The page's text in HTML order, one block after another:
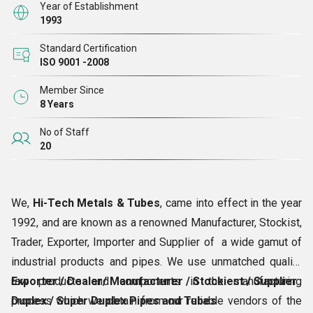
बिज़नेस की प्रकृति
सरकारी संगठन.
ऑयल मिल्स
नाभिकीय ऊर्जा
इंजीनियरिंग कंपनी एंड कंस्ट्रक्शन
Year of Establishment
1993
Standard Certification
ISO 9001 -2008
Member Since
8 Years
No of Staff
20
We, Hi-Tech Metals & Tubes, came into effect in the year
1992, and are known as a renowned Manufacturer, Stockist,
Trader, Exporter, Importer and Supplier of a wide gamut of
industrial products and pipes. We use unmatched quality
raw products and components in the manufacturing
process which we obtain from our reliable vendors of the
Exporter / Dealer/ Manufacturer / Stockiest / Supplier
Duplex / Super Duplex Pipes and Tubes